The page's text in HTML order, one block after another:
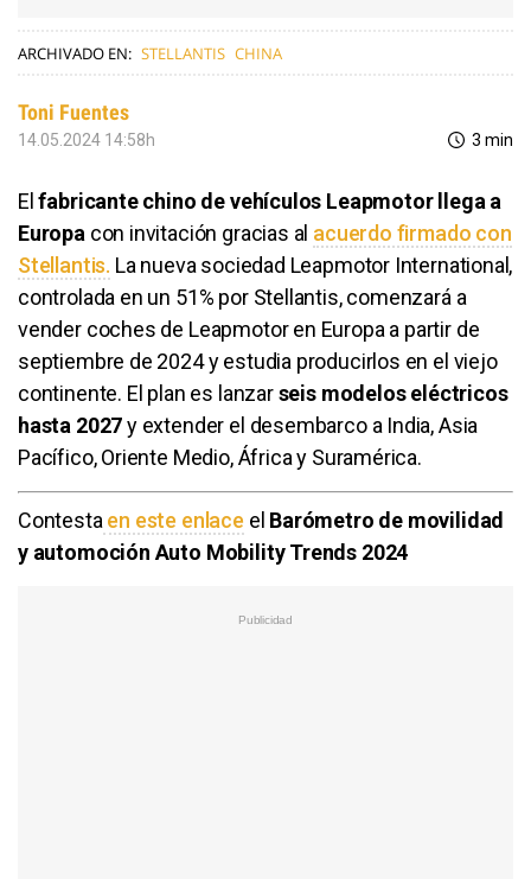
ARCHIVADO EN: STELLANTIS CHINA
Toni Fuentes
14.05.2024 14:58h 3 min
Elfabricante chino de vehículos Leapmotor llega a
Europa con invitación gracias al acuerdo firmado con
Stellantis. La nueva sociedad Leapmotor International,
controlada en un 51% por Stellantis, comenzará a
vender coches de Leapmotor en Europa a partir de
septiembre de 2024 y estudia producirlos en el viejo
continente. El plan es lanzarseis modelos eléctricos
hasta 2027y extender el desembarco a India, Asia
Pacífico, Oriente Medio, África y Suramérica.
Contesta en este enlace el Barómetro de movilidad
y automoción Auto Mobility Trends 2024